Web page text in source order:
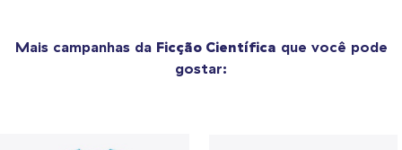
Mais campanhas da Ficção Científica que você pode
gostar: